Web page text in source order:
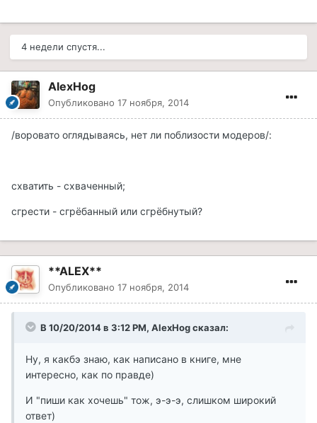
4 недели спустя...
AlexHog
Опубликовано 17 ноября, 2014
/воровато оглядываясь, нет ли поблизости модеров/:
схватить - схваченный;
сгрести - сгрёбанный или сгрёбнутый?
**ALEX**
Опубликовано 17 ноября, 2014
В 10/20/2014 в 3:12 PM, AlexHog сказал:
Ну, я какбэ знаю, как написано в книге, мне
интересно, как по правде)
И "пиши как хочешь" тож, э-э-э, слишком широкий
ответ)